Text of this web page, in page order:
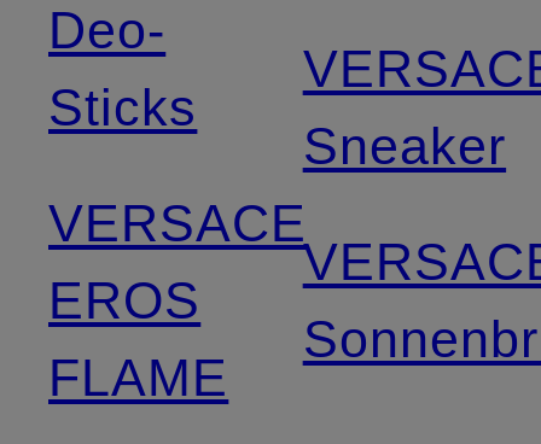
Deo-
Sticks
VERSACE
EROS
FLAME
Sneaker